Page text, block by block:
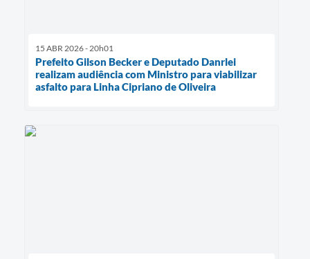
15 ABR 2026 - 20h01
Prefeito Gilson Becker e Deputado Danrlei
realizam audiência com Ministro para viabilizar
asfalto para Linha Cipriano de Oliveira